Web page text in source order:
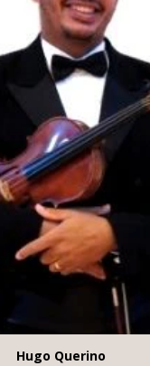
Hugo Querino